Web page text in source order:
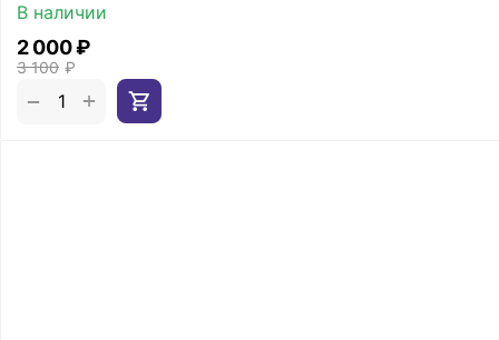
В наличии
3 100 ₽
2 000₽
+
−